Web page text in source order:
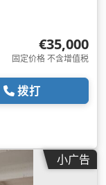
€35,000
固定价格 不含增值税
拨打
小广告